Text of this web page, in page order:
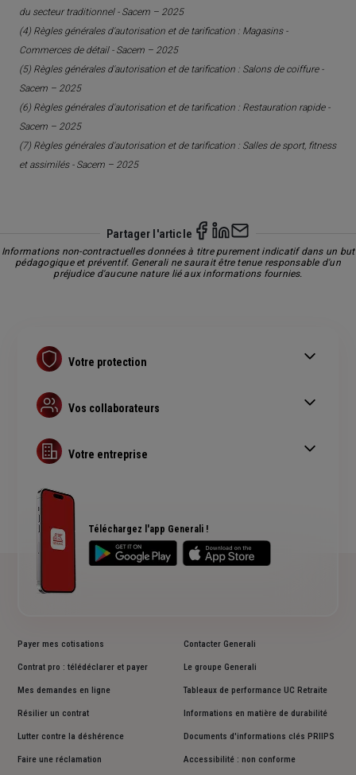
du secteur traditionnel - Sacem – 2025
(4) Règles générales d'autorisation et de tarification : Magasins -
Commerces de détail - Sacem – 2025
(5) Règles générales d'autorisation et de tarification : Salons de coiffure -
Sacem – 2025
(6) Règles générales d'autorisation et de tarification : Restauration rapide -
Sacem – 2025
(7) Règles générales d'autorisation et de tarification : Salles de sport, fitness
et assimilés - Sacem – 2025
Partager l'article
Informations non-contractuelles données à titre purement indicatif dans un but
pédagogique et préventif. Generali ne saurait être tenue responsable d'un
préjudice d'aucune nature lié aux informations fournies.
Téléchargez l'app Generali !
Votre protection
Assurance prévoyance
Complémentaire santé pro
Assurance copropriété
Vos collaborateurs
Guide Complémentaire santé collective
Votre entreprise
RC Professionnelle
Assurance cyber risques
Assurance créateur d'entreprise
Payer mes cotisations
Contrat pro : télédéclarer et payer
Mes demandes en ligne
Résilier un contrat
Lutter contre la déshérence
Faire une réclamation
Contacter Generali
Le groupe Generali
Tableaux de performance UC Retraite
Informations en matière de durabilité
Documents d'informations clés PRIIPS
Accessibilité : non conforme